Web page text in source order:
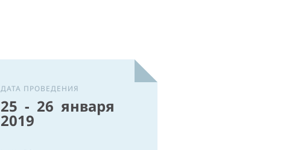
конфиденциальности
и даю согласие
обработку персональных данных
ОТПРАВИТЬ
ДАТА ПРОВЕДЕНИЯ
25 - 26 января
2019